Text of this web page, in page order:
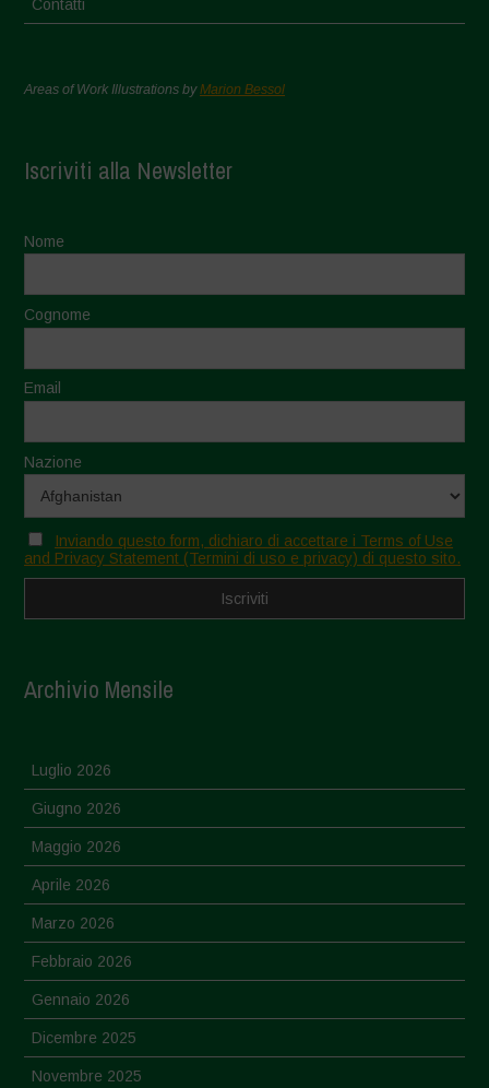
Contatti
Areas of Work Illustrations byMarion Bessol
Iscriviti alla Newsletter
Nome
Cognome
Email
Nazione
Inviando questo form, dichiaro di accettare i Terms of Use
and Privacy Statement (Termini di uso e privacy) di questo sito.
Archivio Mensile
Luglio 2026
Giugno 2026
Maggio 2026
Aprile 2026
Marzo 2026
Febbraio 2026
Gennaio 2026
Dicembre 2025
Novembre 2025